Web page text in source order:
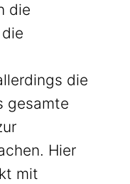
die
die
gesamte
Hier
mit